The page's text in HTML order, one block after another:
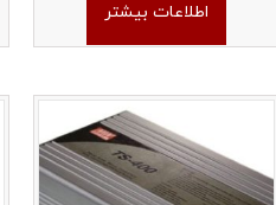
اطلاعات بیشتر